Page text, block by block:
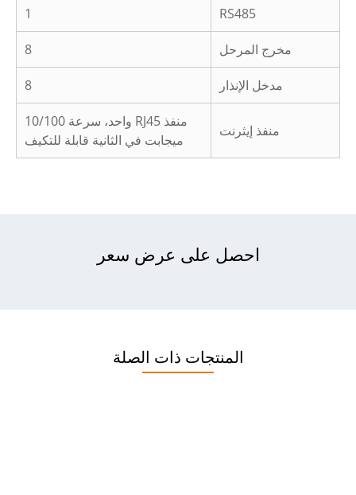
RS485
1
مخرج المرحل 8
مدخل الإنذار 8
منفذ إيثرنت
منفذ RJ45 واحد، سرعة 10/100
ميجابت في الثانية قابلة للتكيف
احصل على عرض سعر
المنتجات ذات الصلة